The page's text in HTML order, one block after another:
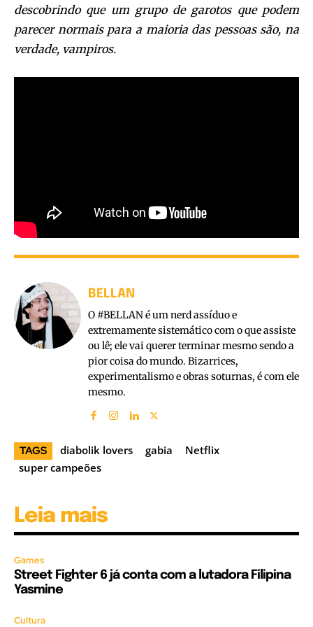
descobrindo que um grupo de garotos que podem
parecer normais para a maioria das pessoas são, na
verdade, vampiros.
BELLAN
O #BELLAN é um nerd assíduo e
extremamente sistemático com o que assiste
ou lê; ele vai querer terminar mesmo sendo a
pior coisa do mundo. Bizarrices,
experimentalismo e obras soturnas, é com ele
mesmo.
TAGS diabolik lovers gabia
Netflix
super campeões
Leia mais
Games
Street Fighter 6 já conta com a lutadora Filipina
Yasmine
Cultura